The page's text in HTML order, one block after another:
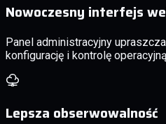
Nowoczesny interfejs
Panel administracyjny
konfigurację i kontrolę
Lepsza obserwowalność